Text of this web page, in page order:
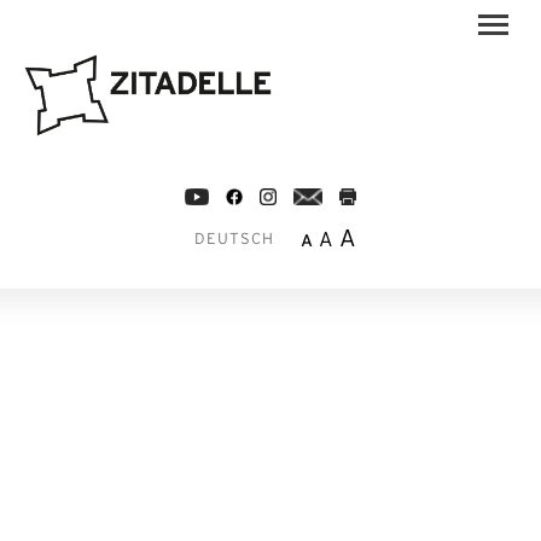
DEUTSCH A A A